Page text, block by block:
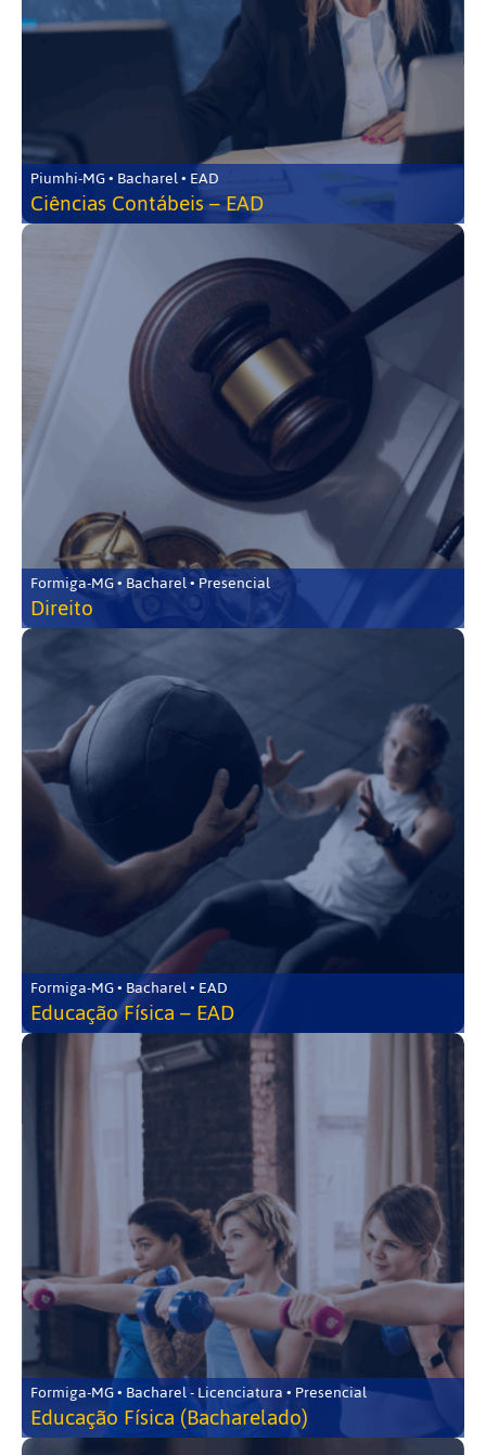
Piumhi-MG • Bacharel • EAD
Ciências Contábeis – EAD
Formiga-MG • Bacharel • Presencial
Direito
Formiga-MG • Bacharel • EAD
Educação Física – EAD
Formiga-MG • Bacharel - Licenciatura • Presencial
Educação Física (Bacharelado)